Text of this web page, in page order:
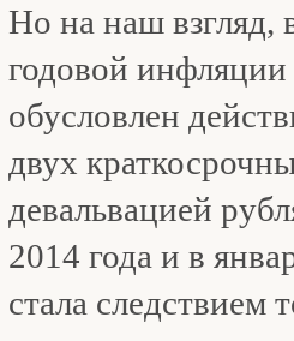
Но на наш взгляд,
годовой
обусловлен
двух
девальвацией
2014 года и в
стала следствием